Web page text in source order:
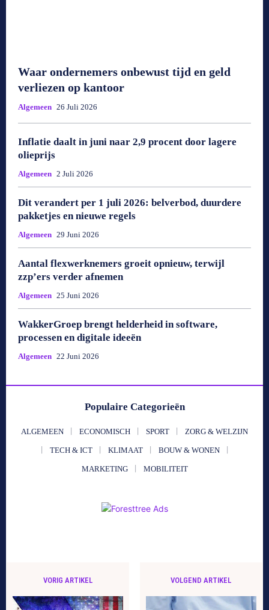
Waar ondernemers onbewust tijd en geld
verliezen op kantoor
Algemeen 26 Juli 2026
Inflatie daalt in juni naar 2,9 procent door lagere
olieprijs
Algemeen 2 Juli 2026
Dit verandert per 1 juli 2026: belverbod, duurdere
pakketjes en nieuwe regels
Algemeen 29 Juni 2026
Aantal flexwerknemers groeit opnieuw, terwijl
zzp’ers verder afnemen
Algemeen 25 Juni 2026
WakkerGroep brengt helderheid in software,
processen en digitale ideeën
Algemeen 22 Juni 2026
Populaire Categorieën
ALGEMEEN ECONOMISCH SPORT ZORG & WELZIJN
TECH & ICT KLIMAAT BOUW & WONEN
MARKETING MOBILITEIT
VORIG ARTIKEL VOLGEND ARTIKEL